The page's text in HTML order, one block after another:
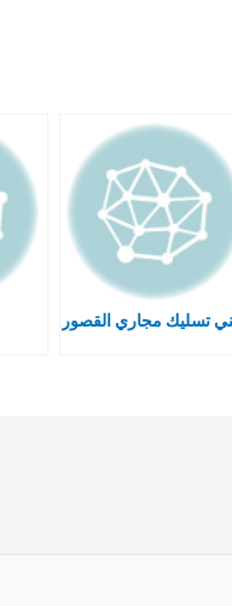
تسليك مجاري القصور